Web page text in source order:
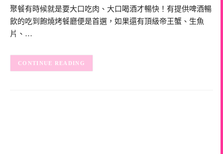
聚餐有時候就是要大口吃肉、大口喝酒才暢快！有提供啤酒暢
飲的吃到飽燒烤餐廳便是首選，如果還有頂級帝王蟹、生魚
片、…
CONTINUE READING